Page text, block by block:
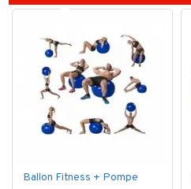
Ballon Fitness + Pompe